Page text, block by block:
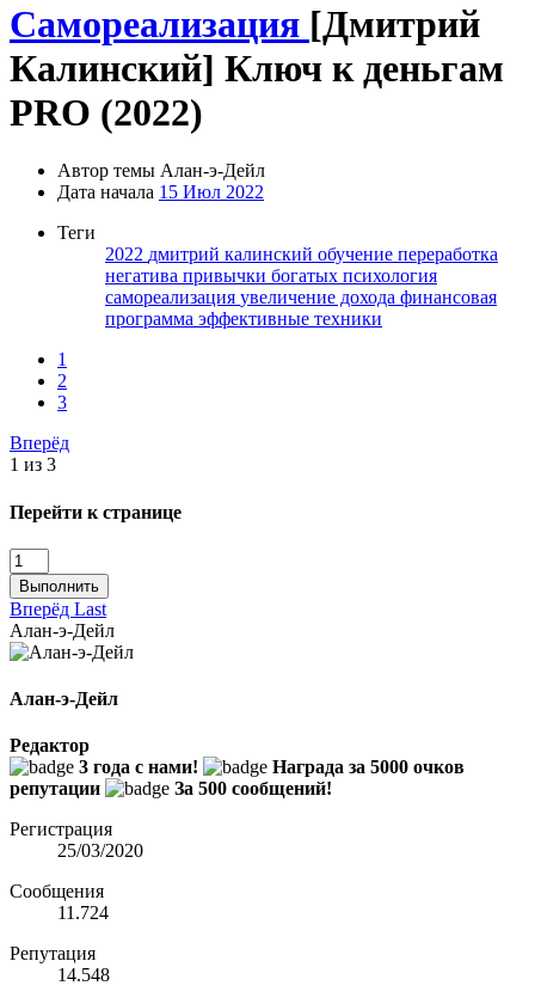
Самореализация [Дмитрий
Калинский] Ключ к деньгам
PRO (2022)
Автор темы Алан-э-Дейл
Дата начала 15 Июл 2022
Теги
2022 дмитрий калинский обучение переработка
негатива привычки богатых психология
самореализация увеличение дохода финансовая
программа эффективные техники
1
2
3
Вперёд
1 из 3
Перейти к странице
Выполнить
Вперёд Last
Алан-э-Дейл
Алан-э-Дейл
Редактор
3 года с нами!
Награда за 5000 очков
репутации
За 500 сообщений!
Регистрация
25/03/2020
Сообщения
11.724
Репутация
14.548